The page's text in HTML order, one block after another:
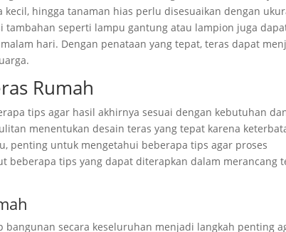
hingga tanaman hias perlu disesuaikan dengan
tambahan seperti lampu gantung atau lampion juga
hari. Dengan penataan yang tepat, teras dapat
Rumah
tips agar hasil akhirnya sesuai dengan kebutuhan
menentukan desain teras yang tepat karena
penting untuk mengetahui beberapa tips agar proses
beberapa tips yang dapat diterapkan dalam merancang
secara keseluruhan menjadi langkah penting